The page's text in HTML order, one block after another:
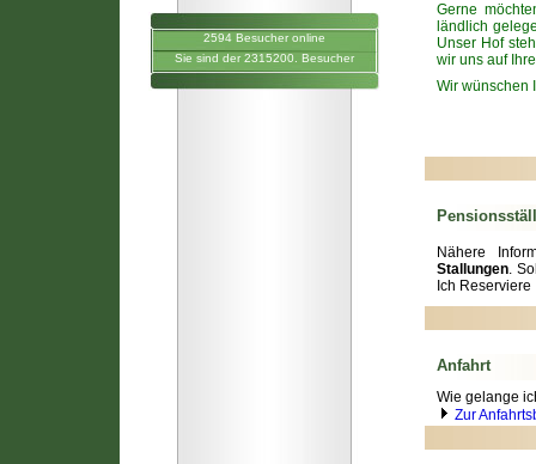
2594 Besucher online
Sie sind der 2315200. Besucher
Gerne
ländlich
Unser Hof
wir uns auf
Wir wünschen
Nähere
Stallungen.
Ich
Anfahrt
Wie gelange
Zur